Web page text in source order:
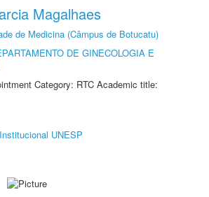
Magalhaes
de Medicina (Câmpus de Botucatu)
DE GINECOLOGIA E
Category: RTC Academic title:
UNESP